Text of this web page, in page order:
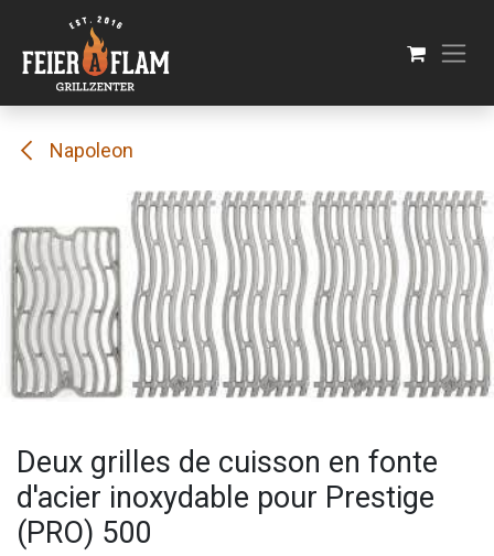
Se rendre au contenu
Napoleon
Deux grilles de cuisson en fonte
d'acier inoxydable pour Prestige
(PRO) 500